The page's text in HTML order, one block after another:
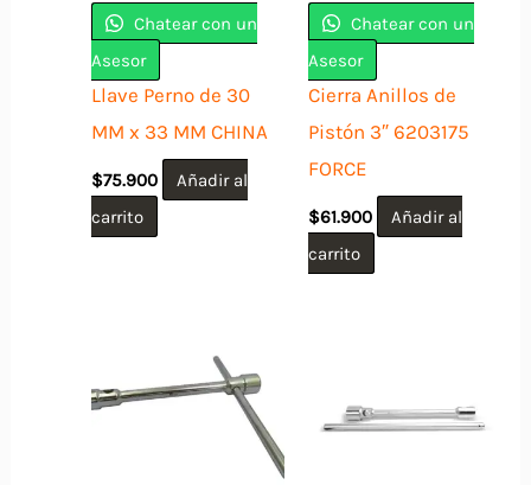
Chatear con un
Asesor
Llave Perno de 30
MM x 33 MM CHINA
$75.900
Añadir al
carrito
Chatear con un
Asesor
Cierra Anillos de
Pistón 3″ 6203175
FORCE
$61.900
Añadir al
carrito